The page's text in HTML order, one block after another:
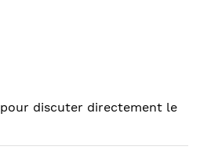
discuter directement le